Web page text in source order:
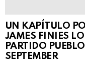
UN KAPÍTULO
JAMES FINIES
PARTIDO
SEPTEMBER